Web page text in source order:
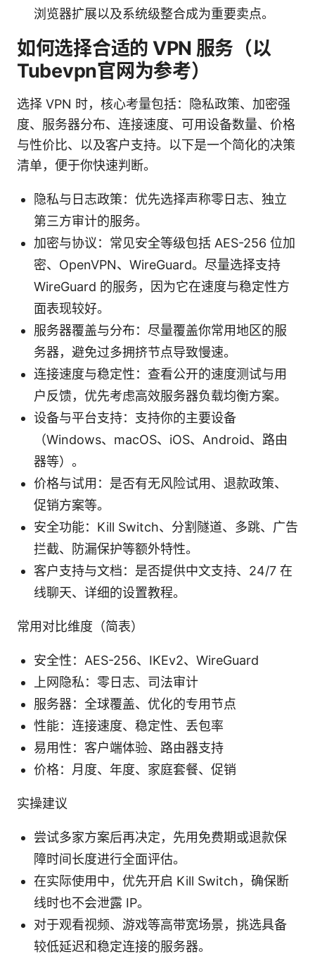
浏览器扩展以及系统级整合成为重要卖点。
如何选择合适的 VPN 服务（以
Tubevpn官网为参考）
选择 VPN 时，核心考量包括：隐私政策、加密强
度、服务器分布、连接速度、可用设备数量、价格
与性价比、以及客户支持。以下是一个简化的决策
清单，便于你快速判断。
隐私与日志政策：优先选择声称零日志、独立
第三方审计的服务。
加密与协议：常见安全等级包括 AES-256 位加
密、OpenVPN、WireGuard。尽量选择支持
WireGuard 的服务，因为它在速度与稳定性方
面表现较好。
服务器覆盖与分布：尽量覆盖你常用地区的服
务器，避免过多拥挤节点导致慢速。
连接速度与稳定性：查看公开的速度测试与用
户反馈，优先考虑高效服务器负载均衡方案。
设备与平台支持：支持你的主要设备
（Windows、macOS、iOS、Android、路由
器等）。
价格与试用：是否有无风险试用、退款政策、
促销方案等。
安全功能：Kill Switch、分割隧道、多跳、广告
拦截、防漏保护等额外特性。
客户支持与文档：是否提供中文支持、24/7 在
线聊天、详细的设置教程。
常用对比维度（简表）
安全性：AES-256、IKEv2、WireGuard
上网隐私：零日志、司法审计
服务器：全球覆盖、优化的专用节点
性能：连接速度、稳定性、丢包率
易用性：客户端体验、路由器支持
价格：月度、年度、家庭套餐、促销
实操建议
尝试多家方案后再决定，先用免费期或退款保
障时间长度进行全面评估。
在实际使用中，优先开启 Kill Switch，确保断
线时也不会泄露 IP。
对于观看视频、游戏等高带宽场景，挑选具备
较低延迟和稳定连接的服务器。